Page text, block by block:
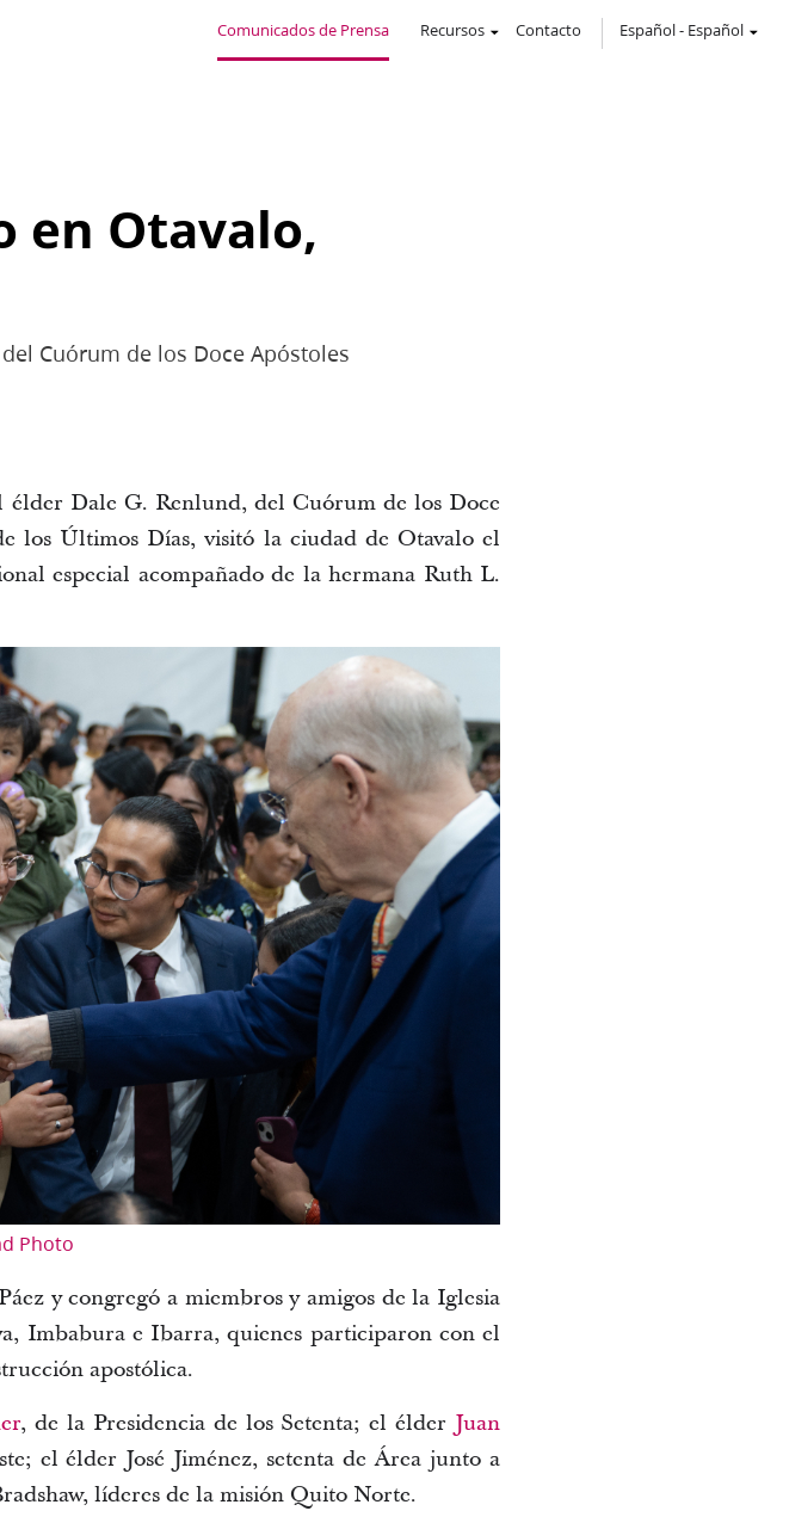
Comunicados de Prensa Recursos Contacto Español- Español
en Otavalo,
Cuórum de los Doce Apóstoles
Dale G. Renlund, del Cuórum de los Doce
los Últimos Días, visitó la ciudad de Otavalo el
especial acompañado de la hermana Ruth L.
Photo
y congregó a miembros y amigos de la Iglesia
Imbabura e Ibarra, quienes participaron con el
apostólica.
, de la Presidencia de los Setenta; el élder Juan
el élder José Jiménez, setenta de Área junto a
líderes de la misión Quito Norte.